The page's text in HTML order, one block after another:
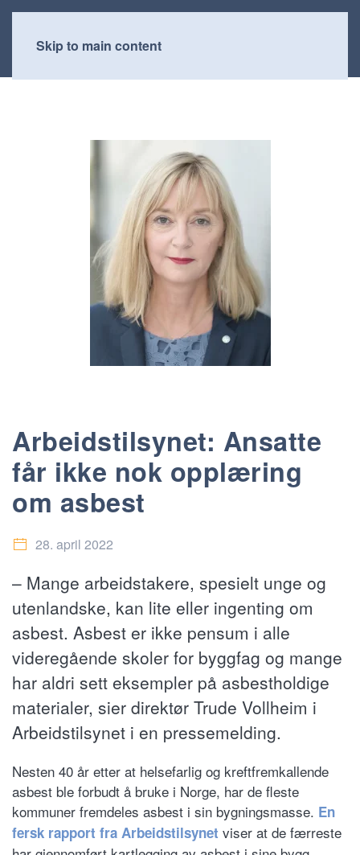
Skip to main content
Arbeidstilsynet: Ansatte
får ikke nok opplæring
om asbest
28. april 2022
– Mange arbeidstakere, spesielt unge og
utenlandske, kan lite eller ingenting om
asbest. Asbest er ikke pensum i alle
videregående skoler for byggfag og mange
har aldri sett eksempler på asbestholdige
materialer, sier direktør Trude Vollheim i
Arbeidstilsynet i en pressemelding.
Nesten 40 år etter at helsefarlig og kreftfremkallende
asbest ble forbudt å bruke i Norge, har de fleste
kommuner fremdeles asbest i sin bygningsmasse. En
fersk rapport fra Arbeidstilsynet viser at de færreste